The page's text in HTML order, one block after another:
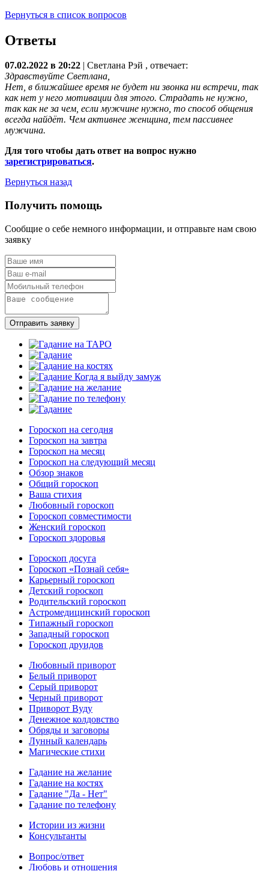
Вернуться в список вопросов
Ответы
07.02.2022 в 20:22 Светлана Рэй , отвечает:
Здравствуйте Светлана,
Нет, в ближайшее время не будет ни звонка ни встречи, так
как нет у него мотивации для этого. Страдать не нужно,
так как не за чем, если мужчине нужно, то способ общения
всегда найдёт. Чем активнее женщина, тем пассивнее
мужчина.
Для того чтобы дать ответ на вопрос нужно
зарегистрироваться.
Вернуться назад
Получить помощь
Сообщие о себе немного информации, и отправьте нам свою
заявку
Отправить заявку
Гороскоп на сегодня
Гороскоп на завтра
Гороскоп на месяц
Гороскоп на следующий месяц
Обзор знаков
Общий гороскоп
Ваша стихия
Любовный гороскоп
Гороскоп совместимости
Женский гороскоп
Гороскоп здоровья
Гороскоп досуга
Гороскоп «Познай себя»
Карьерный гороскоп
Детский гороскоп
Родительский гороскоп
Астромедицинский гороскоп
Типажный гороскоп
Западный гороскоп
Гороскоп друидов
Любовный приворот
Белый приворот
Серый приворот
Черный приворот
Приворот Вуду
Денежное колдовство
Обряды и заговоры
Лунный календарь
Магические стихи
Гадание на желание
Гадание на костях
Гадание "Да - Нет"
Гадание по телефону
Истории из жизни
Консультанты
Вопрос/ответ
Любовь и отношения